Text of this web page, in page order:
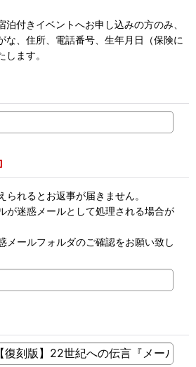
泊付きイベントへお申し込みの方のみ、
な、住所、電話番号、生年月日（保険に
ます。
]
られるとお返事が届きません。
が迷惑メールとして処理される場合が
メールフォルダのご確認をお願い致し